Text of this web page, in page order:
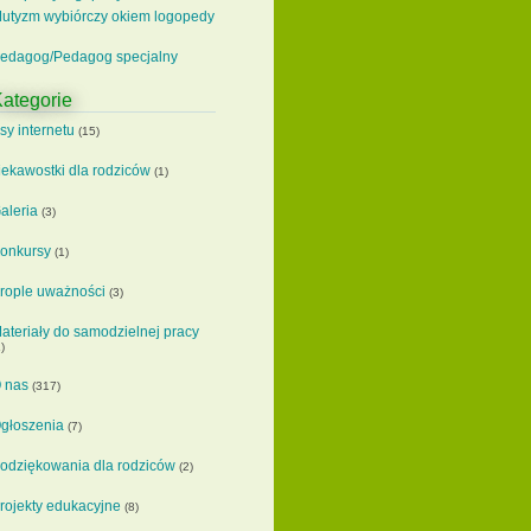
wybiórczy okiem logopedy
Pedagog specjalny
internetu (15)
dla rodziców(1)
(3)
(1)
uważności (3)
do samodzielnej pracy
nas(317)
(7)
dla rodziców(2)
edukacyjne (8)